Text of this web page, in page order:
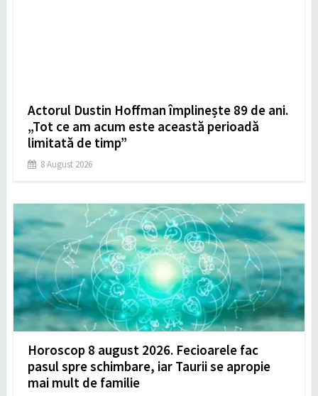
Actorul Dustin Hoffman împlinește 89 de ani.
„Tot ce am acum este această perioadă
limitată de timp”
8 August 2026
Horoscop 8 august 2026. Fecioarele fac
pasul spre schimbare, iar Taurii se apropie
mai mult de familie